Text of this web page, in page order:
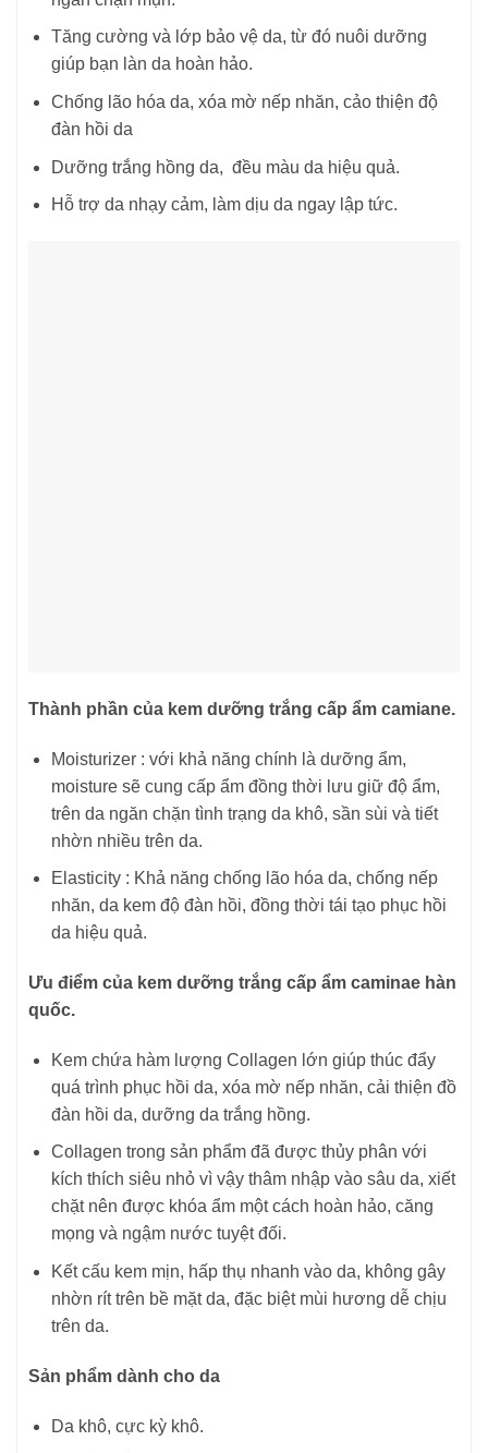
Tăng cường và lớp bảo vệ da, từ đó nuôi dưỡng
giúp bạn làn da hoàn hảo.
Chống lão hóa da, xóa mờ nếp nhăn, cảo thiện độ
đàn hồi da
Dưỡng trắng hồng da, đều màu da hiệu quả.
Hỗ trợ da nhạy cảm, làm dịu da ngay lập tức.
Thành phần của kem dưỡng trắng cấp ẩm camiane.
Moisturizer : với khả năng chính là dưỡng ẩm,
moisture sẽ cung cấp ẩm đồng thời lưu giữ độ ẩm,
trên da ngăn chặn tình trạng da khô, sần sùi và tiết
nhờn nhiều trên da.
Elasticity : Khả năng chống lão hóa da, chống nếp
nhăn, da kem độ đàn hồi, đồng thời tái tạo phục hồi
da hiệu quả.
Ưu điểm của kem dưỡng trắng cấp ẩm caminae hàn
quốc.
Kem chứa hàm lượng Collagen lớn giúp thúc đẩy
quá trình phục hồi da, xóa mờ nếp nhăn, cải thiện đồ
đàn hồi da, dưỡng da trắng hồng.
Collagen trong sản phẩm đã được thủy phân với
kích thích siêu nhỏ vì vậy thâm nhập vào sâu da, xiết
chặt nên được khóa ẩm một cách hoàn hảo, căng
mọng và ngậm nước tuyệt đối.
Kết cấu kem mịn, hấp thụ nhanh vào da, không gây
nhờn rít trên bề mặt da, đặc biệt mùi hương dễ chịu
trên da.
Sản phẩm dành cho da
Da khô, cực kỳ khô.